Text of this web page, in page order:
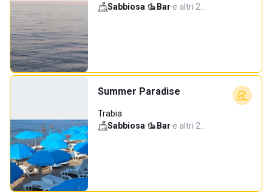
Sabbiosa· Bar·e altri 2…
Summer Paradise
Trabia
Sabbiosa· Bar·e altri 2…